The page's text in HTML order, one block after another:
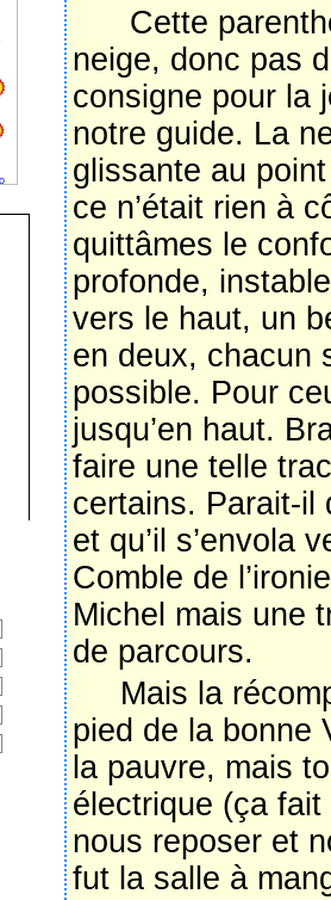
Cette
neige, donc pas
consigne pour la
notre guide. La
glissante au
ce n’était rien à
quittâmes le
profonde,
vers le haut, un
en deux, chacun
possible. Pour
jusqu’en haut.
faire une telle
certains. Parait-il
et qu’il s’envola
Comble de
Michel mais une
de parcours.
Mais la
pied de la bonne
la pauvre, mais
électrique (ça
nous reposer et
fut la salle à